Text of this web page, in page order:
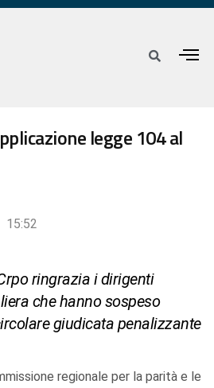
legge 104 al
15:52
ringrazia i dirigenti
che hanno sospeso
giudicata penalizzante
regionale per la parità e le